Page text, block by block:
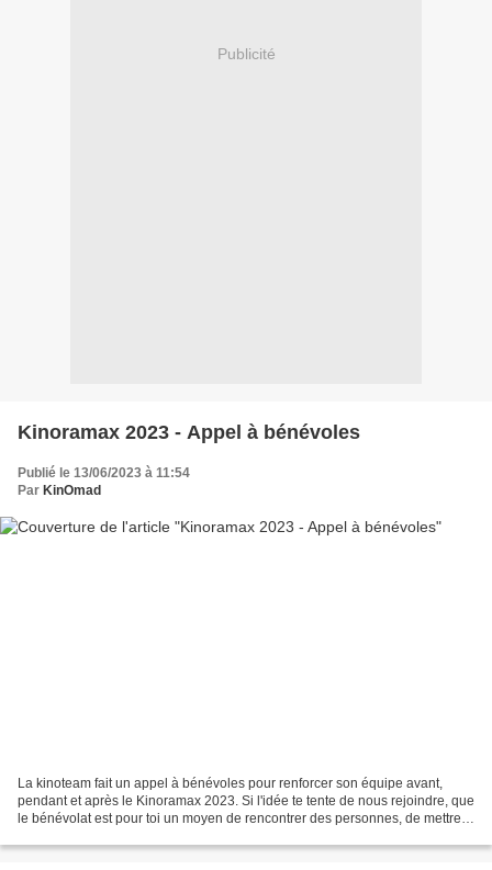
Publicité
Kinoramax 2023 - Appel à bénévoles
Publié le 13/06/2023 à 11:54
Par KinOmad
La kinoteam fait un appel à bénévoles pour renforcer son équipe avant,
pendant et après le Kinoramax 2023. Si l'idée te tente de nous rejoindre, que
le bénévolat est pour toi un moyen de rencontrer des personnes, de mettre à